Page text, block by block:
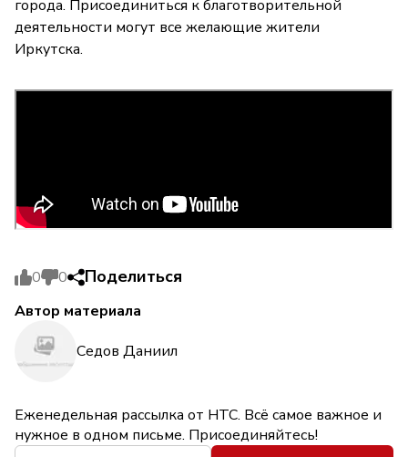
города. Присоединиться к благотворительной
деятельности могут все желающие жители
Иркутска.
0 0 Поделиться
Автор материала
Седов Даниил
Еженедельная рассылка от НТС. Всё самое важное и
нужное в одном письме. Присоединяйтесь!